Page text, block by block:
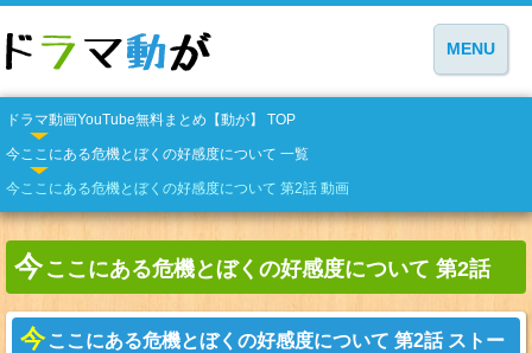
MENU
ドラマ動画YouTube無料まとめ【動が】 TOP
今ここにある危機とぼくの好感度について 一覧
今ここにある危機とぼくの好感度について 第2話 動画
今 ここにある危機とぼくの好感度について 第2話
今 ここにある危機とぼくの好感度について 第2話 ストー